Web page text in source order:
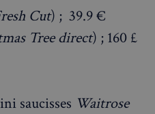
Cut) ; 39.9 €
Tree direct) ; 160 £
saucisses Waitrose